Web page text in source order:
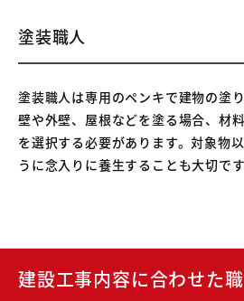
​塗装職人
塗装職人は専用のペンキで建物の塗
壁や外壁、屋根などを塗る場合、材
を選択する必要があります。対象物
うに念入りに養生することも大切です
建設工事内容に合わせた